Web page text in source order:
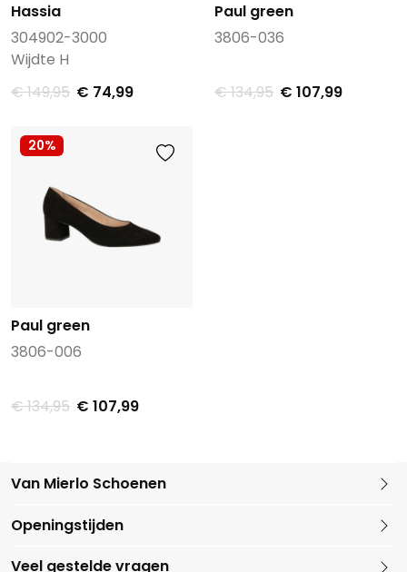
Hassia
304902-3000
Wijdte H
€ 149,95 € 74,99
Paul green
3806-036
€ 134,95 € 107,99
20%
Paul green
3806-006
€ 134,95 € 107,99
Van Mierlo Schoenen
Openingstijden
Veel gestelde vragen